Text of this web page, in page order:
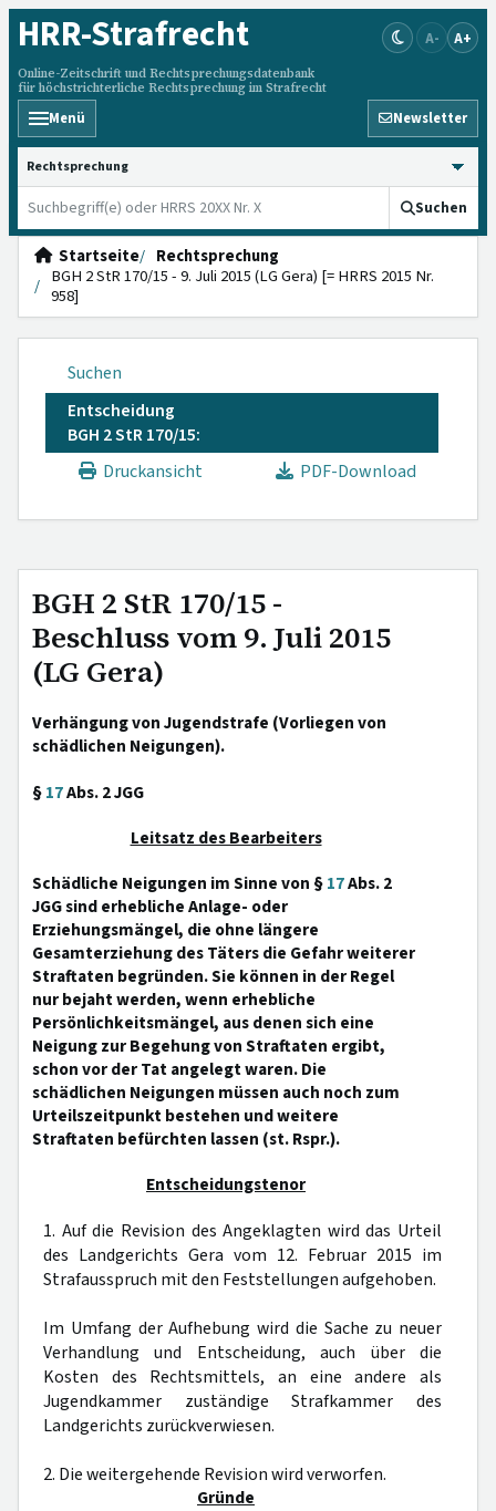
HRR-Strafrecht
Online-Zeitschrift und Rechtsprechungsdatenbank
für höchstrichterliche Rechtsprechung im Strafrecht
A- A+
Menü Newsletter
HRRS durchsuchen
Suchen
Startseite
Rechtsprechung
BGH 2 StR 170/15 - 9. Juli 2015 (LG Gera) [= HRRS 2015 Nr.
958]
Suchen
Entscheidung
BGH 2 StR 170/15:
Druckansicht
PDF-Download
BGH 2 StR 170/15 -
Beschluss vom 9. Juli 2015
(LG Gera)
Verhängung von Jugendstrafe (Vorliegen von
schädlichen Neigungen).
§17Abs. 2 JGG
Leitsatz des Bearbeiters
Schädliche Neigungen im Sinne von §17Abs. 2
JGG sind erhebliche Anlage- oder
Erziehungsmängel, die ohne längere
Gesamterziehung des Täters die Gefahr weiterer
Straftaten begründen. Sie können in der Regel
nur bejaht werden, wenn erhebliche
Persönlichkeitsmängel, aus denen sich eine
Neigung zur Begehung von Straftaten ergibt,
schon vor der Tat angelegt waren. Die
schädlichen Neigungen müssen auch noch zum
Urteilszeitpunkt bestehen und weitere
Straftaten befürchten lassen (st. Rspr.).
Entscheidungstenor
1. Auf die Revision des Angeklagten wird das Urteil
des Landgerichts Gera vom 12. Februar 2015 im
Strafausspruch mit den Feststellungen aufgehoben.
Im Umfang der Aufhebung wird die Sache zu neuer
Verhandlung und Entscheidung, auch über die
Kosten des Rechtsmittels, an eine andere als
Jugendkammer zuständige Strafkammer des
Landgerichts zurückverwiesen.
2. Die weitergehende Revision wird verworfen.
Gründe